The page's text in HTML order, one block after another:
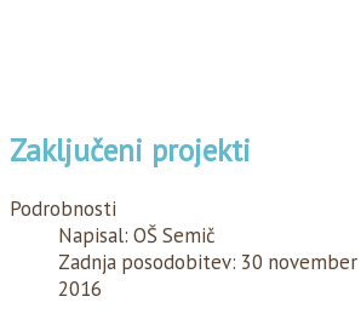
Zaključeni projekti
Podrobnosti
Napisal: OŠ Semič
Zadnja posodobitev: 30 november
2016